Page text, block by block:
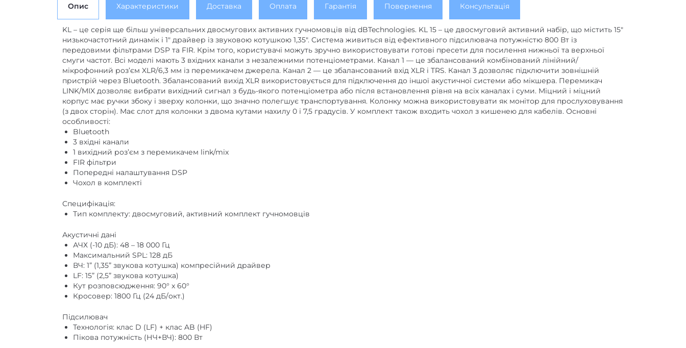
Опис Характеристики Доставка Оплата Гарантія Повернення Консультація
KL – це серія ще більш універсальних двосмугових активних гучномовців від dBTechnologies. KL 15 – це двосмуговий активний набір, що містить 15″
низькочастотний динамік і 1″ драйвер із звуковою котушкою 1,35″. Система живиться від ефективного підсилювача потужністю 800 Вт із
передовими фільтрами DSP та FIR. Крім того, користувачі можуть зручно використовувати готові пресети для посилення нижньої та верхньої
смуги частот. Всі моделі мають 3 вхідних канали з незалежними потенціометрами. Канал 1 — це збалансований комбінований лінійний/
мікрофонний роз’єм XLR/6,3 мм із перемикачем джерела. Канал 2 — це збалансований вхід XLR і TRS. Канал 3 дозволяє підключити зовнішній
пристрій через Bluetooth. Збалансований вихід XLR використовується для підключення до іншої акустичної системи або мікшера. Перемикач
LINK/MIX дозволяє вибрати вихідний сигнал з будь-якого потенціометра або після встановлення рівня на всіх каналах і суми. Міцний і міцний
корпус має ручки збоку і зверху колонки, що значно полегшує транспортування. Колонку можна використовувати як монітор для прослуховування
(з двох сторін). Має слот для колонки з двома кутами нахилу 0 і 7,5 градусів. У комплект також входить чохол з кишенею для кабелів. Основні
особливості:
Bluetooth
3 вхідні канали
1 вихідний роз’єм з перемикачем link/mix
FIR фільтри
Попередні налаштування DSP
Чохол в комплекті
Специфікація:
Тип комплекту: двосмуговий, активний комплект гучномовців
Акустичні дані
АЧХ (-10 дБ): 48 – 18 000 Гц
Максимальний SPL: 128 дБ
ВЧ: 1” (1,35” звукова котушка) компресійний драйвер
LF: 15” (2,5” звукова котушка)
Кут розповсюдження: 90° x 60°
Кросовер: 1800 Гц (24 дБ/окт.)
Підсилювач
Технологія: клас D (LF) + клас AB (HF)
Пікова потужність (НЧ+ВЧ): 800 Вт